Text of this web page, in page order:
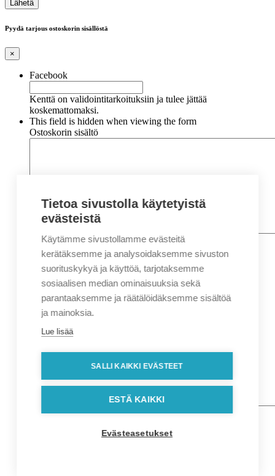
Pyydä tarjous ostoskorin sisällöstä
×
Facebook
Kenttä on validointitarkoituksiin ja tulee jättää
koskemattomaksi.
This field is hidden when viewing the form
Ostoskorin sisältö
Nimi*
Etunimi
Sukunimi
Sähköposti*
Puhelin*
Osoitetiedot
Lähiosoite
Postinumero
Tietoa sivustolla käytetyistä
evästeistä
Käytämme sivustollamme evästeitä
kerätäksemme ja analysoidaksemme sivuston
suorituskykyä ja käyttöä, tarjotaksemme
sosiaalisen median ominaisuuksia sekä
parantaaksemme ja räätälöidäksemme sisältöä
ja mainoksia.
Lue lisää
SALLI KAIKKI EVÄSTEET
ESTÄ KAIKKI
Evästeasetukset